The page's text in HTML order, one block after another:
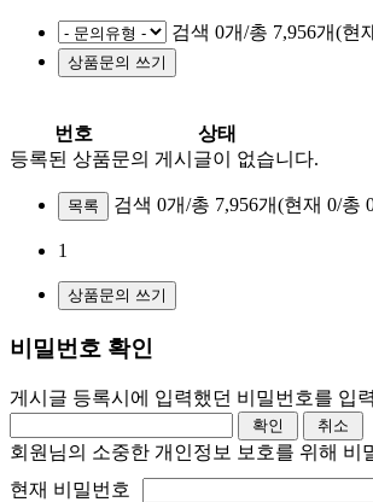
검색 0개/총 7,956개(현
번호
상태
등록된 상품문의 게시글이 없습니다.
목록 검색 0개/총 7,956개(현재 0/총
1
비밀번호 확인
게시글 등록시에 입력했던 비밀번호를 입
회원님의 소중한 개인정보 보호를 위해
현재 비밀번호